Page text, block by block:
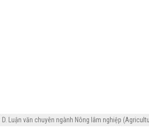
D. Luận văn chuyên ngành Nông lâm nghiệp